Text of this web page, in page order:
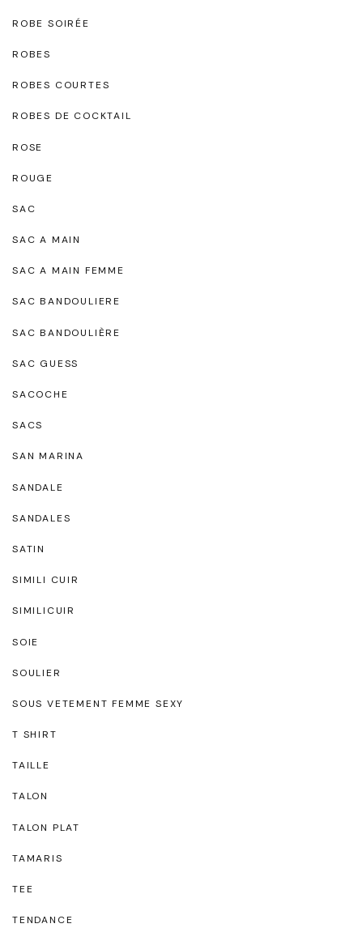
ROBE SOIRÉE
ROBES
ROBES COURTES
ROBES DE COCKTAIL
ROSE
ROUGE
SAC
SAC A MAIN
SAC A MAIN FEMME
SAC BANDOULIERE
SAC BANDOULIÈRE
SAC GUESS
SACOCHE
SACS
SAN MARINA
SANDALE
SANDALES
SATIN
SIMILI CUIR
SIMILICUIR
SOIE
SOULIER
SOUS VETEMENT FEMME SEXY
T SHIRT
TAILLE
TALON
TALON PLAT
TAMARIS
TEE
TENDANCE